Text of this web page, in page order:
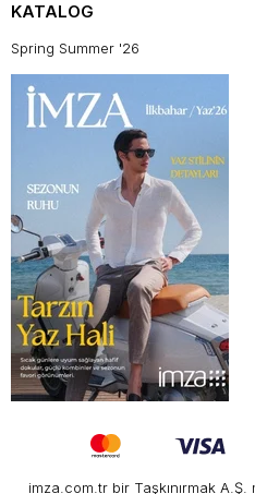
KATALOG
Spring Summer '26
imza.com.tr bir Taşkınırmak